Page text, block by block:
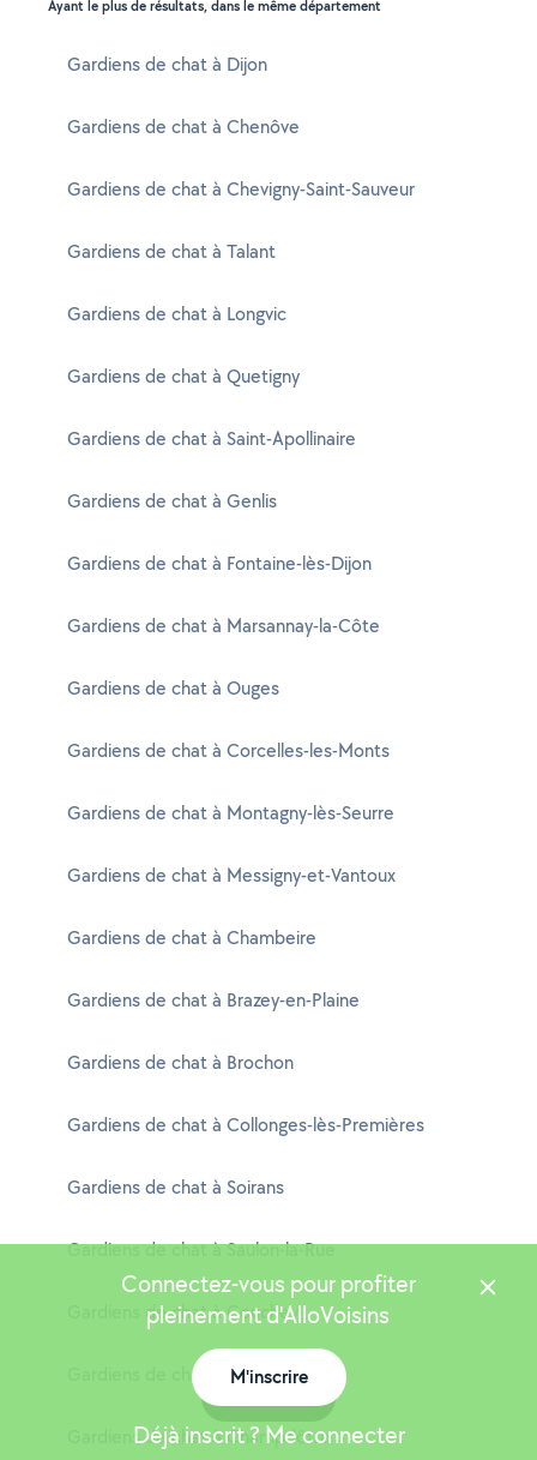
Ayant le plus de résultats, dans le même département
Gardiens de chat à Dijon
Gardiens de chat à Chenôve
Gardiens de chat à Chevigny-Saint-Sauveur
Gardiens de chat à Talant
Gardiens de chat à Longvic
Gardiens de chat à Quetigny
Gardiens de chat à Saint-Apollinaire
Gardiens de chat à Genlis
Gardiens de chat à Fontaine-lès-Dijon
Gardiens de chat à Marsannay-la-Côte
Gardiens de chat à Ouges
Gardiens de chat à Corcelles-les-Monts
Gardiens de chat à Montagny-lès-Seurre
Gardiens de chat à Messigny-et-Vantoux
Gardiens de chat à Chambeire
Gardiens de chat à Brazey-en-Plaine
Gardiens de chat à Brochon
Gardiens de chat à Collonges-lès-Premières
Gardiens de chat à Soirans
Gardiens de chat à Saulon-la-Rue
Gardiens de chat à Couchey
Gardiens de chat à Bellefond
Gardiens de chat à Champdôtre
Connectez-vous pour profiter
pleinement d'AlloVoisins
M'inscrire
Déjà inscrit ? Me connecter